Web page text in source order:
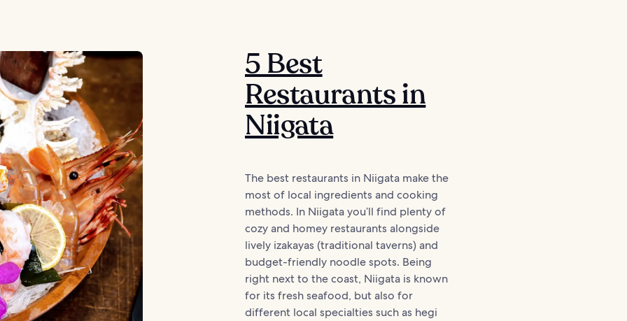
5 Best
Restaurants in
Niigata
The best restaurants in Niigata make the
most of local ingredients and cooking
methods. In Niigata you’ll find plenty of
cozy and homey restaurants alongside
lively izakayas (traditional taverns) and
budget-friendly noodle spots. Being
right next to the coast, Niigata is known
for its fresh seafood, but also for
different local specialties such as hegi